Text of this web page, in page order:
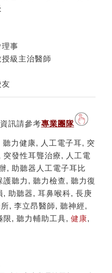
理事
級主治醫師
友
訊請參考專業團隊
聽力健康, 人工電子耳, 突
發性耳聾治療, 人工電
, 助聽器人工電子耳比
聽力, 聽力檢查, 聽力復
助聽器, 耳鼻喉科, 長庚
, 李立昂醫師, 聽神經,
限, 聽力輔助工具, 健康,